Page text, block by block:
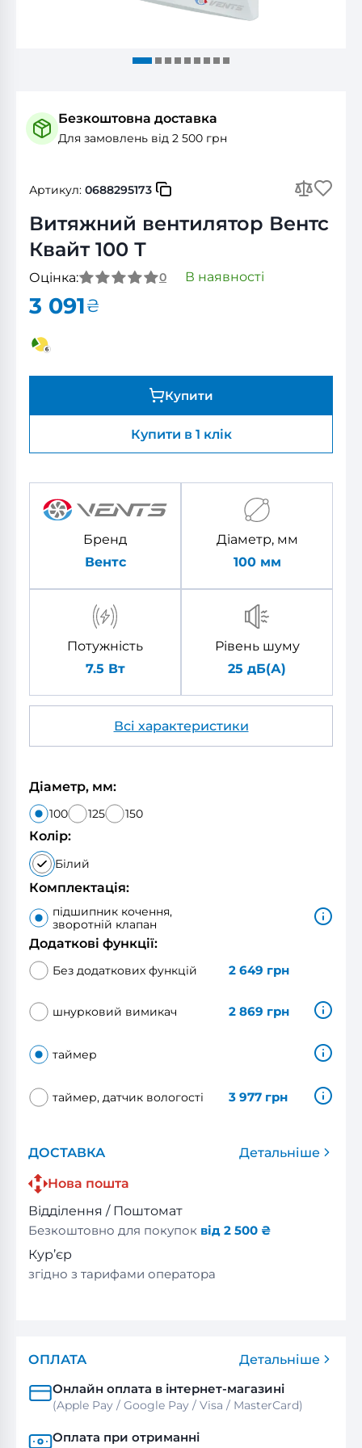
Безкоштовна доставка
Для замовлень від 2 500 грн
Артикул: 0688295173
Витяжний вентилятор Вентс
Квайт 100 Т
Оцінка: 0 В наявності
3 091₴
Купити
Купити в 1 клік
Бренд
Вентс
Діаметр, мм
100мм
Потужність
7.5 Вт
Рівень шуму
25 дБ(А)
Всі характеристики
Діаметр, мм:
100 125 150
Колір:
Білий
Комплектація:
підшипник кочення,
зворотній клапан
Додаткові функції:
Без додаткових функцій 2 649 грн
шнурковий вимикач 2 869 грн
таймер
таймер, датчик вологості 3 977 грн
ДОСТАВКА
Детальніше
Нова пошта
Відділення / Поштомат
Безкоштовно для покупок від 2 500 ₴
Кур’єр
згідно з тарифами оператора
ОПЛАТА
Детальніше
Онлайн оплата в інтернет-магазині
(Apple Pay / Google Pay / Visa / MasterСard)
Оплата при отриманні